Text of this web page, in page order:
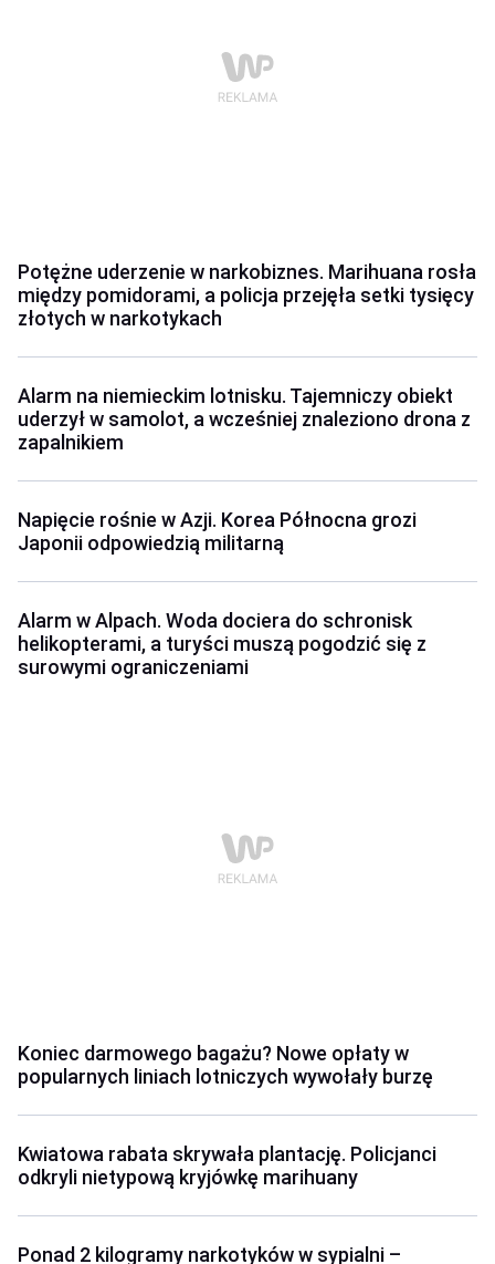
Potężne uderzenie w narkobiznes. Marihuana rosła
między pomidorami, a policja przejęła setki tysięcy
złotych w narkotykach
Alarm na niemieckim lotnisku. Tajemniczy obiekt
uderzył w samolot, a wcześniej znaleziono drona z
zapalnikiem
Napięcie rośnie w Azji. Korea Północna grozi
Japonii odpowiedzią militarną
Alarm w Alpach. Woda dociera do schronisk
helikopterami, a turyści muszą pogodzić się z
surowymi ograniczeniami
Koniec darmowego bagażu? Nowe opłaty w
popularnych liniach lotniczych wywołały burzę
Kwiatowa rabata skrywała plantację. Policjanci
odkryli nietypową kryjówkę marihuany
Ponad 2 kilogramy narkotyków w sypialni –